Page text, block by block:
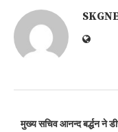
मुख्य सचिव आनन्द बर्द्धन ने